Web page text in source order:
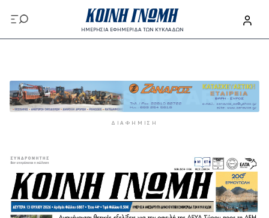
Παράκαμψη προς το κυρίως περιεχόμενο
ΗΜΕΡΗΣΙΑ ΕΦΗΜΕΡΙΔΑ ΤΩΝ ΚΥΚΛΑΔΩΝ
ΔΙΑΦΉΜΙΣΗ